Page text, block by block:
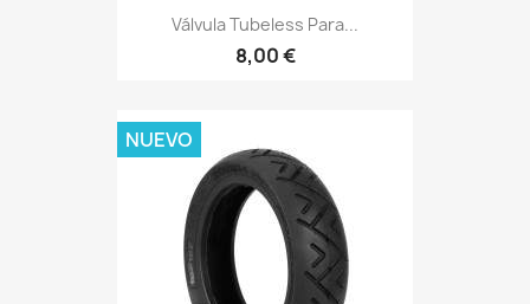
Válvula Tubeless Para...
8,00 €
NUEVO